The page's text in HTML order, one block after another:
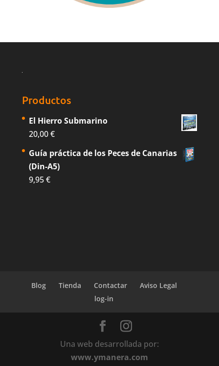
Productos
El Hierro Submarino
20,00€
Guía práctica de los Peces de Canarias
(Din-A5)
9,95€
Blog Tienda Contactar
Aviso Legal
log-in
Una web desarrollada por:
www.ymanera.com